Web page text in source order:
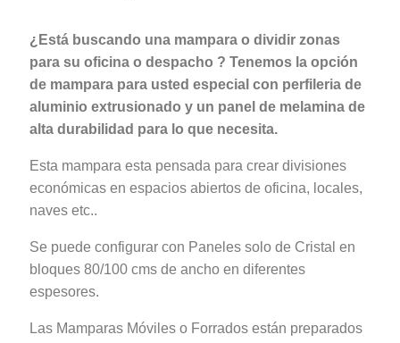
¿Está buscando una mampara o dividir zonas
para su oficina o despacho ? Tenemos la opción
de mampara para usted especial con perfileria de
aluminio extrusionado y un panel de melamina de
alta durabilidad para lo que necesita.
Esta mampara esta pensada para crear divisiones
económicas en espacios abiertos de oficina, locales,
naves etc..
Se puede configurar con Paneles solo de Cristal en
bloques 80/100 cms de ancho en diferentes
espesores.
Las Mamparas Móviles o Forrados están preparados